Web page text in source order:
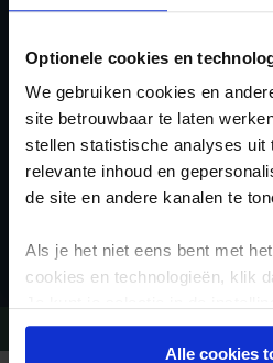
Optionele cookies en
We gebruiken cookies en
site betrouwbaar te laten
stellen statistische analyses uit
relevante inhoud en
de site en andere kanalen te
Als je het niet eens bent met
cookies en technologieën, klik
onder aan de pagina op elk
toekomst wijzigen.Alle cookies
Vragen?Bel